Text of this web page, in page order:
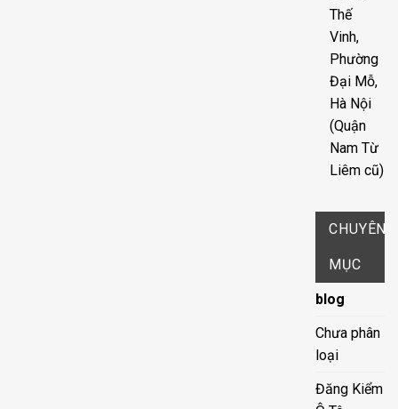
Thế
Vinh,
Phường
Đại Mỗ,
Hà Nội
(Quận
Nam Từ
Liêm cũ)
CHUYÊN
MỤC
blog
Chưa phân
loại
Đăng Kiểm